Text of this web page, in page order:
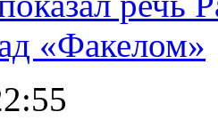
«Факелом»